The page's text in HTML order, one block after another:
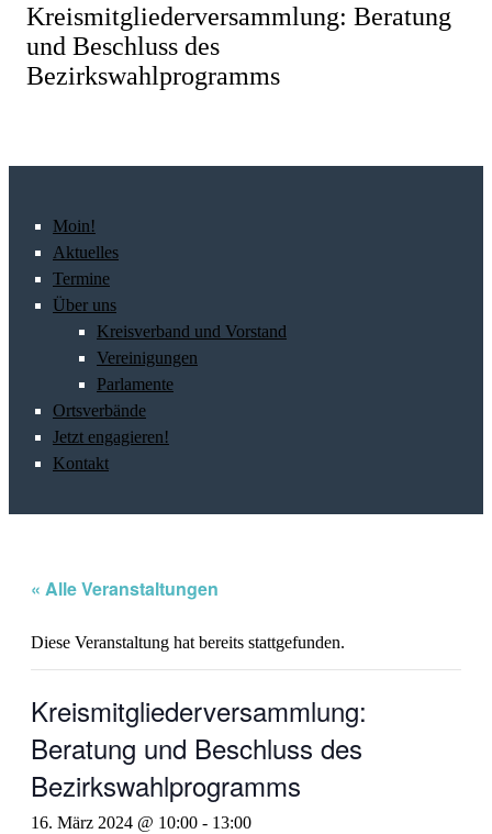
Kreismitgliederversammlung: Beratung
und Beschluss des
Bezirkswahlprogramms
Moin!
Aktuelles
Termine
Über uns
Kreisverband und Vorstand
Vereinigungen
Parlamente
Ortsverbände
Jetzt engagieren!
Kontakt
« Alle Veranstaltungen
Diese Veranstaltung hat bereits stattgefunden.
Kreismitgliederversammlung:
Beratung und Beschluss des
Bezirkswahlprogramms
16. März 2024 @ 10:00 - 13:00